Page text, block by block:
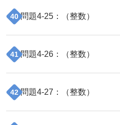
40 問題4-25 ：（整数）
41 問題4-26 ：（整数）
42 問題4-27 ：（整数）